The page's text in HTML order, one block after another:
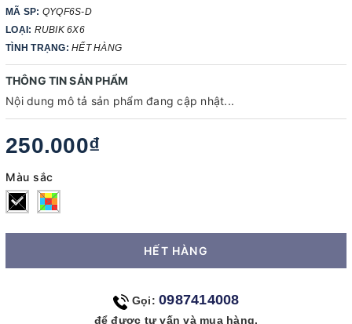
MÃ SP: QYQF6S-D
LOẠI: RUBIK 6X6
TÌNH TRẠNG: HẾT HÀNG
THÔNG TIN SẢN PHẨM
Nội dung mô tả sản phẩm đang cập nhật...
250.000₫
Màu sắc
HẾT HÀNG
Gọi: 0987414008
để được tư vấn và mua hàng.